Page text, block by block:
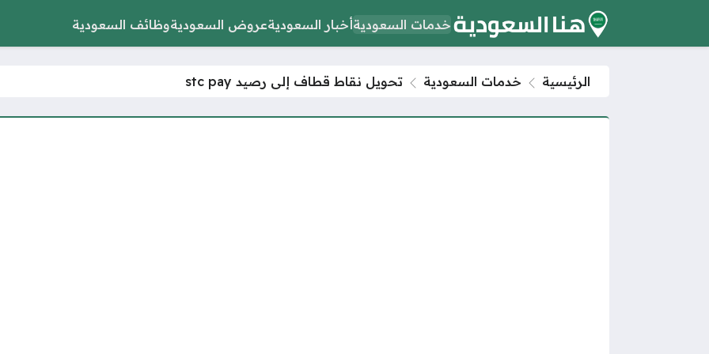
خدمات السعوديةأخبار السعوديةعروض السعوديةوظائف السعودية
الرئيسية خدمات السعودية تحويل نقاط قطاف إلى رصيد stc pay